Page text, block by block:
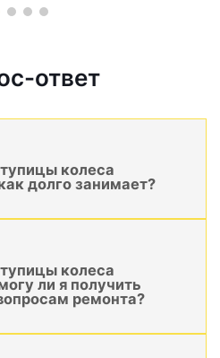
ответ
колеса
долго занимает?
колеса
ли я получить
ремонта?